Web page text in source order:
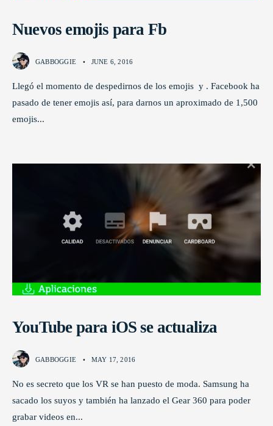
Nuevos emojis para Fb
GABBOGGIE • JUNE 6, 2016
Llegó el momento de despedirnos de los emojis y . Facebook ha
pasado de tener emojis así, para darnos un aproximado de 1,500
emojis...
YouTube para iOS se actualiza
GABBOGGIE • MAY 17, 2016
No es secreto que los VR se han puesto de moda. Samsung ha
sacado los suyos y también ha lanzado el Gear 360 para poder
grabar videos en...